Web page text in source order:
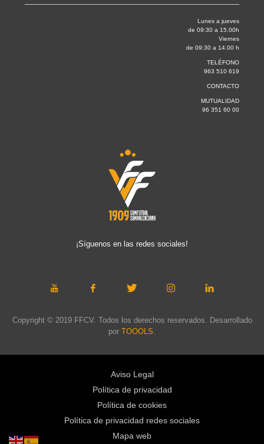
Lunes a jueves
de 09:30 a 15.00h
Viernes
de 09:30 a 14.00 h
TELÉFONO
963 510 619
CONTACTO
MUTUALIDAD
96 351 60 00
¡Síguenos en las redes sociales!
Copyright © 2019 FFCV. Todos los derechos reservados. Desarrollado
por TOOOLS
Aviso Legal
Política de privacidad
Política de cookies
Política de privacidad redes sociales
Mapa web